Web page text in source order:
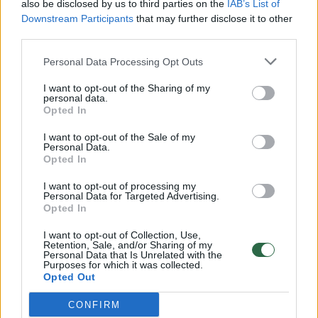
also be disclosed by us to third parties on the IAB’s List of
Downstream Participants that may further disclose it to other
Personal Data Processing Opt Outs
I want to opt-out of the Sharing of my
personal data.
Opted In
I want to opt-out of the Sale of my
Personal Data.
Opted In
I want to opt-out of processing my
Personal Data for Targeted Advertising.
Opted In
I want to opt-out of Collection, Use,
Retention, Sale, and/or Sharing of my
Personal Data that Is Unrelated with the
Purposes for which it was collected.
Opted Out
CONFIRM
Žinios | Lietuvos diena
Savaitės vidurys nusimato karštas: temperatūra kils iki
Žinios | Orai
00:15:54
V. Zalužno pasisakymą laiko bandymu įsitvirtinti
Ukrainos politikoje: jis yra neteisus
Laidos | Nauja diena
Nufilmavo, kaip patvino Vilniaus Vakarinis aplinkkelis:
vaizdas pribloškia
Žinios | Lietuvos diena